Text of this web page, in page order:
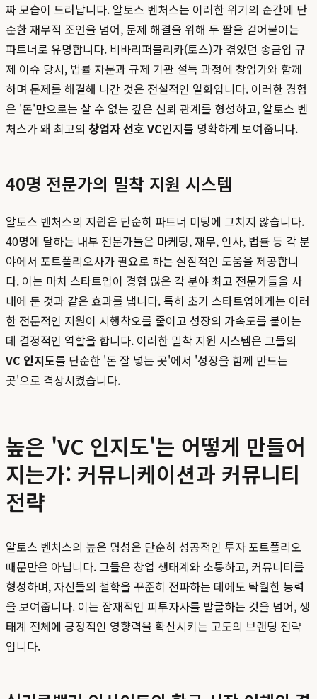
짜 모습이 드러납니다. 알토스 벤처스는 이러한 위기의 순간에 단
순한 재무적 조언을 넘어, 문제 해결을 위해 두 팔을 걷어붙이는
파트너로 유명합니다. 비바리퍼블리카(토스)가 겪었던 송금업 규
제 이슈 당시, 법률 자문과 규제 기관 설득 과정에 창업가와 함께
하며 문제를 해결해 나간 것은 전설적인 일화입니다. 이러한 경험
은 '돈'만으로는 살 수 없는 깊은 신뢰 관계를 형성하고, 알토스 벤
처스가 왜 최고의 창업자 선호 VC인지를 명확하게 보여줍니다.
40명 전문가의 밀착 지원 시스템
알토스 벤처스의 지원은 단순히 파트너 미팅에 그치지 않습니다.
40명에 달하는 내부 전문가들은 마케팅, 재무, 인사, 법률 등 각 분
야에서 포트폴리오사가 필요로 하는 실질적인 도움을 제공합니
다. 이는 마치 스타트업이 경험 많은 각 분야 최고 전문가들을 사
내에 둔 것과 같은 효과를 냅니다. 특히 초기 스타트업에게는 이러
한 전문적인 지원이 시행착오를 줄이고 성장의 가속도를 붙이는
데 결정적인 역할을 합니다. 이러한 밀착 지원 시스템은 그들의
VC 인지도를 단순한 '돈 잘 넣는 곳'에서 '성장을 함께 만드는
곳'으로 격상시켰습니다.
높은 'VC 인지도'는 어떻게 만들어
지는가: 커뮤니케이션과 커뮤니티
전략
알토스 벤처스의 높은 명성은 단순히 성공적인 투자 포트폴리오
때문만은 아닙니다. 그들은 창업 생태계와 소통하고, 커뮤니티를
형성하며, 자신들의 철학을 꾸준히 전파하는 데에도 탁월한 능력
을 보여줍니다. 이는 잠재적인 피투자사를 발굴하는 것을 넘어, 생
태계 전체에 긍정적인 영향력을 확산시키는 고도의 브랜딩 전략
입니다.